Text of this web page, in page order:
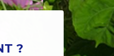
?